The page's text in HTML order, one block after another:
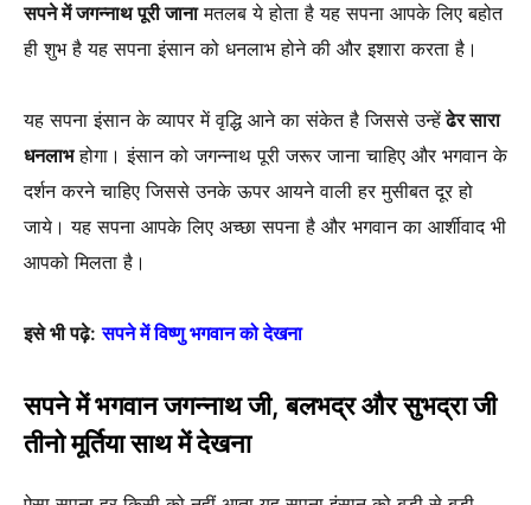
सपने में जगन्नाथ पूरी जानामतलब ये होता है यह सपना आपके लिए बहोत
ही शुभ है यह सपना इंसान को धनलाभ होने की और इशारा करता है।
यह सपना इंसान के व्यापर में वृद्धि आने का संकेत है जिससे उन्हेंढेर सारा
धनलाभहोगा। इंसान को जगन्नाथ पूरी जरूर जाना चाहिए और भगवान के
दर्शन करने चाहिए जिससे उनके ऊपर आयने वाली हर मुसीबत दूर हो
जाये। यह सपना आपके लिए अच्छा सपना है और भगवान का आर्शीवाद भी
आपको मिलता है।
इसे भी पढ़े: सपने में विष्णु भगवान को देखना
सपने में भगवान जगन्नाथ जी, बलभद्र और सुभद्रा जी
तीनो मूर्तिया साथ में देखना